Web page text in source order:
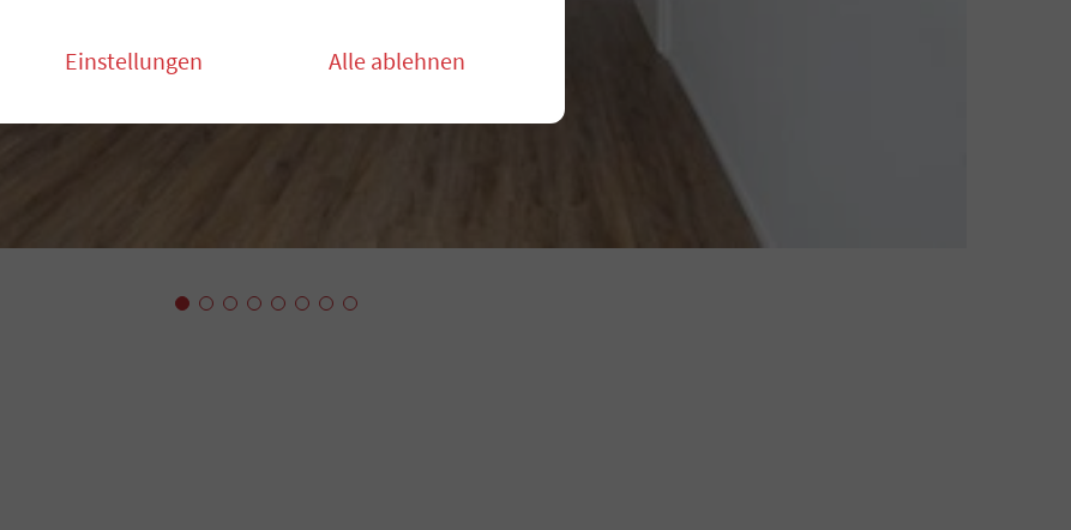
Einstellungen Alle ablehnen Alle akzeptieren